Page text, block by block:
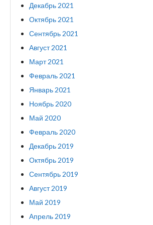
Декабрь 2021
Октябрь 2021
Сентябрь 2021
Август 2021
Март 2021
Февраль 2021
Январь 2021
Ноябрь 2020
Май 2020
Февраль 2020
Декабрь 2019
Октябрь 2019
Сентябрь 2019
Август 2019
Май 2019
Апрель 2019